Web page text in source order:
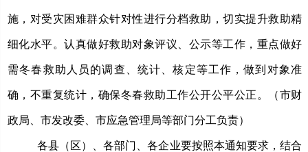
施，对受灾困难群众针对性进行分档救助，切实提升救助精
细化水平。认真做好救助对象评议、公示等工作，重点做好
需冬春救助人员的调查、统计、核定等工作，做到对象准
确，不重复统计，确保冬春救助工作公开公平公正。（市财
政局、市发改委、市应急管理局等部门分工负责）
各县（区）、各部门、各企业要按照本通知要求，结合